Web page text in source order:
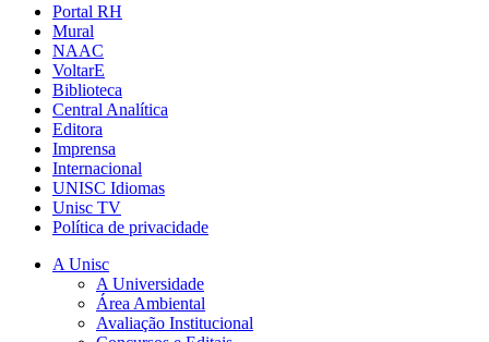
Portal RH
Mural
NAAC
VoltarE
Biblioteca
Central Analítica
Editora
Imprensa
Internacional
UNISC Idiomas
Unisc TV
Política de privacidade
A Unisc
A Universidade
Área Ambiental
Avaliação Institucional